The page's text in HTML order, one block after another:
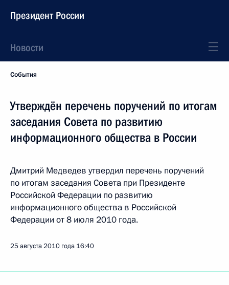
Президент России
Новости
События
Утверждён перечень поручений по итогам
заседания Совета по развитию
информационного общества в России
Дмитрий Медведев утвердил перечень поручений
по итогам заседания Совета при Президенте
Российской Федерации по развитию
информационного общества в Российской
Федерации от 8 июля 2010 года.
25 августа 2010 года 16:40